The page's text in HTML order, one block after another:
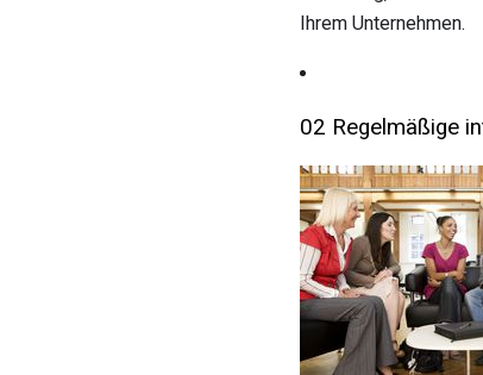
Ihrem Unternehmen.
02 Regelmäßige